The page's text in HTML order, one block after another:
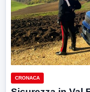
CRONACA